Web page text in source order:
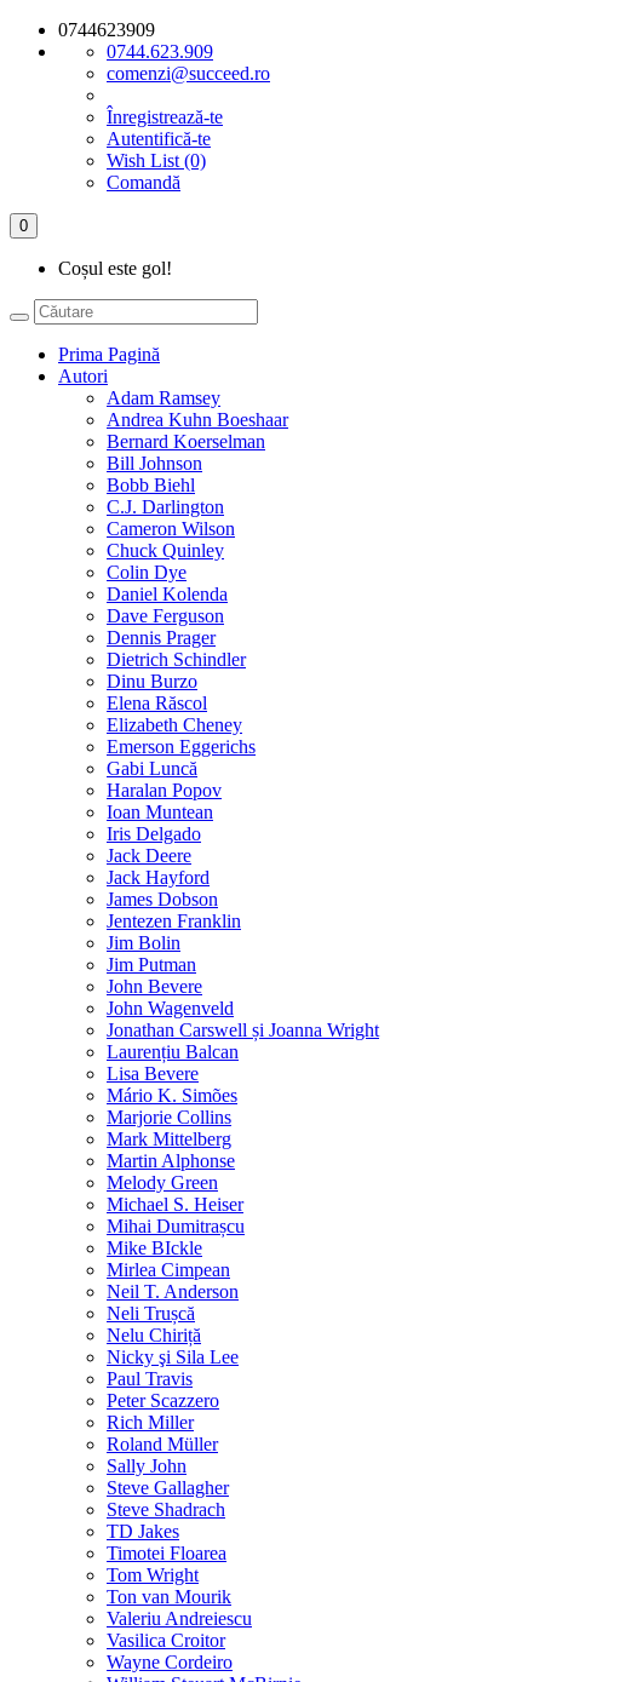
0744623909
0744.623.909
comenzi@succeed.ro
Înregistrează-te
Autentifică-te
Wish List (0)
Comandă
0
Coșul este gol!
Prima Pagină
Autori
Adam Ramsey
Andrea Kuhn Boeshaar
Bernard Koerselman
Bill Johnson
Bobb Biehl
C.J. Darlington
Cameron Wilson
Chuck Quinley
Colin Dye
Daniel Kolenda
Dave Ferguson
Dennis Prager
Dietrich Schindler
Dinu Burzo
Elena Răscol
Elizabeth Cheney
Emerson Eggerichs
Gabi Luncă
Haralan Popov
Ioan Muntean
Iris Delgado
Jack Deere
Jack Hayford
James Dobson
Jentezen Franklin
Jim Bolin
Jim Putman
John Bevere
John Wagenveld
Jonathan Carswell și Joanna Wright
Laurențiu Balcan
Lisa Bevere
Mário K. Simões
Marjorie Collins
Mark Mittelberg
Martin Alphonse
Melody Green
Michael S. Heiser
Mihai Dumitrașcu
Mike BIckle
Mirlea Cimpean
Neil T. Anderson
Neli Trușcă
Nelu Chiriță
Nicky şi Sila Lee
Paul Travis
Peter Scazzero
Rich Miller
Roland Müller
Sally John
Steve Gallagher
Steve Shadrach
TD Jakes
Timotei Floarea
Tom Wright
Ton van Mourik
Valeriu Andreiescu
Vasilica Croitor
Wayne Cordeiro